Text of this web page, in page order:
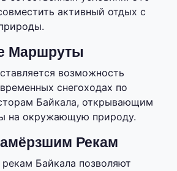
активный отдых с
Маршруты
возможность
снегоходах по
Байкала, открывающим
на окружающую природу.
Рекам
Байкала позволяют